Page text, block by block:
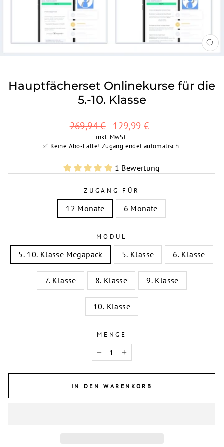
Hauptfächerset Onlinekurse für die
5.-10. Klasse
Normaler
269,94 € Sonderpreis
129,99 €
inkl. MwSt.
✅ Keine Abo-Falle! Zugang endet automatisch.
1 Bewertung
ZUGANG FÜR
12 Monate 6 Monate
MODUL
5.-10. Klasse Megapack 5. Klasse 6. Klasse
7. Klasse 8. Klasse 9. Klasse
10. Klasse
MENGE
− +
IN DEN WARENKORB